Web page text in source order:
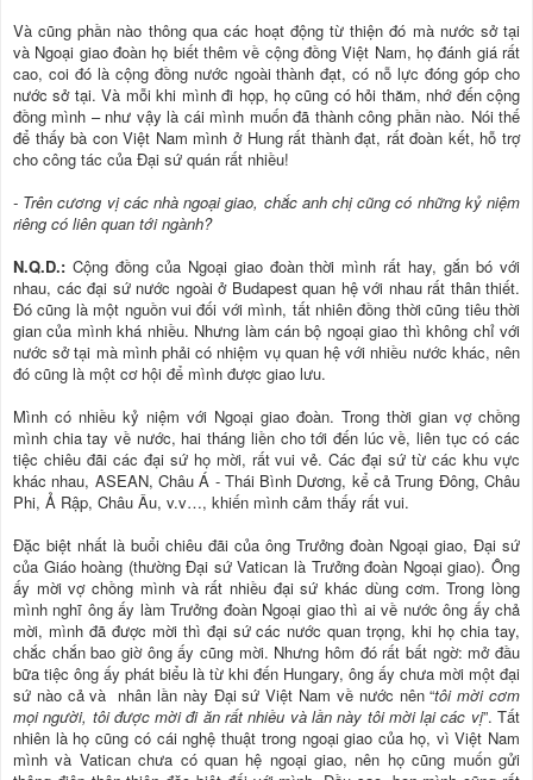
Và cũng phần nào thông qua các hoạt động từ thiện đó mà nước sở tại
và Ngoại giao đoàn họ biết thêm về cộng đồng Việt Nam, họ đánh giá rất
cao, coi đó là cộng đồng nước ngoài thành đạt, có nỗ lực đóng góp cho
nước sở tại. Và mỗi khi mình đi họp, họ cũng có hỏi thăm, nhớ đến cộng
đồng mình – như vậy là cái mình muốn đã thành công phần nào. Nói thế
để thấy bà con Việt Nam mình ở Hung rất thành đạt, rất đoàn kết, hỗ trợ
cho công tác của Đại sứ quán rất nhiều!
- Trên cương vị các nhà ngoại giao, chắc anh chị cũng có những kỷ niệm
riêng có liên quan tới ngành?
N.Q.D.: Cộng đồng của Ngoại giao đoàn thời mình rất hay, gắn bó với
nhau, các đại sứ nước ngoài ở Budapest quan hệ với nhau rất thân thiết.
Đó cũng là một nguồn vui đối với mình, tất nhiên đồng thời cũng tiêu thời
gian của mình khá nhiều. Nhưng làm cán bộ ngoại giao thì không chỉ với
nước sở tại mà mình phải có nhiệm vụ quan hệ với nhiều nước khác, nên
đó cũng là một cơ hội để mình được giao lưu.
Mình có nhiều kỷ niệm với Ngoại giao đoàn. Trong thời gian vợ chồng
mình chia tay về nước, hai tháng liền cho tới đến lúc về, liên tục có các
tiệc chiêu đãi các đại sứ họ mời, rất vui vẻ. Các đại sứ từ các khu vực
khác nhau, ASEAN, Châu Á - Thái Bình Dương, kể cả Trung Đông, Châu
Phi, Ả Rập, Châu Âu, v.v…, khiến mình cảm thấy rất vui.
Đặc biệt nhất là buổi chiêu đãi của ông Trưởng đoàn Ngoại giao, Đại sứ
của Giáo hoàng (thường Đại sứ Vatican là Trưởng đoàn Ngoại giao). Ông
ấy mời vợ chồng mình và rất nhiều đại sứ khác dùng cơm. Trong lòng
mình nghĩ ông ấy làm Trưởng đoàn Ngoại giao thì ai về nước ông ấy chả
mời, mình đã được mời thì đại sứ các nước quan trọng, khi họ chia tay,
chắc chắn bao giờ ông ấy cũng mời. Nhưng hôm đó rất bất ngờ: mở đầu
bữa tiệc ông ấy phát biểu là từ khi đến Hungary, ông ấy chưa mời một đại
sứ nào cả và nhân lần này Đại sứ Việt Nam về nước nên “tôi mời cơm
mọi người, tôi được mời đi ăn rất nhiều và lần này tôi mời lại các vị”. Tất
nhiên là họ cũng có cái nghệ thuật trong ngoại giao của họ, vì Việt Nam
mình và Vatican chưa có quan hệ ngoại giao, nên họ cũng muốn gửi